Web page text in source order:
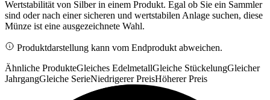
Wertstabilität von Silber in einem Produkt. Egal ob Sie ein Sammler
sind oder nach einer sicheren und wertstabilen Anlage suchen, diese
Münze ist eine ausgezeichnete Wahl.
Produktdarstellung kann vom Endprodukt abweichen.
Ähnliche ProdukteGleiches EdelmetallGleiche StückelungGleicher
JahrgangGleiche SerieNiedrigerer PreisHöherer Preis